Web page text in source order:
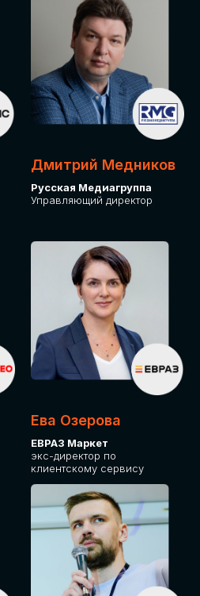
Дмитрий Медников
Русская Медиагруппа
Управляющий директор
Ева Озерова
ЕВРАЗ Маркет
экс-директор по
клиентскому сервису